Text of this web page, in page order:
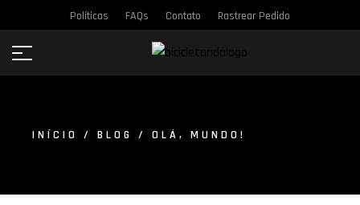
Políticas FAQs Contato Rastrear Pedido
INÍCIO / BLOG / OLÁ, MUNDO!